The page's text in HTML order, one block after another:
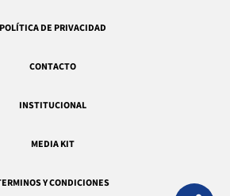
POLÍTICA DE PRIVACIDAD
CONTACTO
INSTITUCIONAL
MEDIA KIT
Y CONDICIONES